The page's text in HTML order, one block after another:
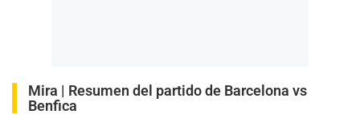
Mira | Resumen del partido de Barcelona vs
Benfica